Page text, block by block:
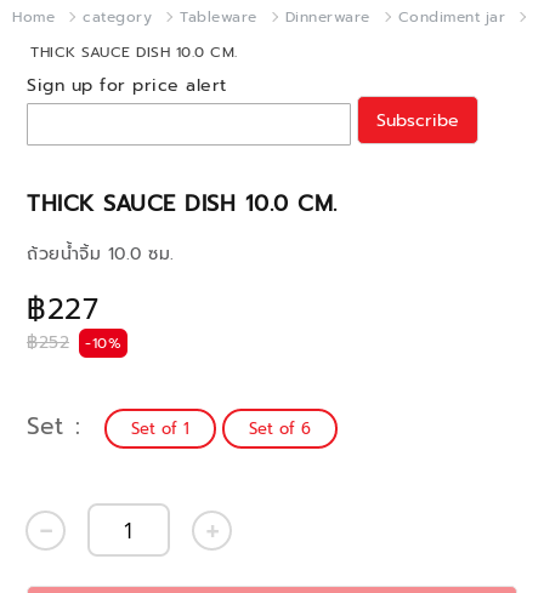
Home category Tableware Dinnerware
Condiment jar
THICK SAUCE DISH 10.0 CM.
THICK SAUCE DISH 10.0 CM.
฿227
฿252 -10%
ถ้วยน้ำจิ้ม 10.0 ซม.
Sign up for price alert
Subscribe
Set Set of 1 Set of 6